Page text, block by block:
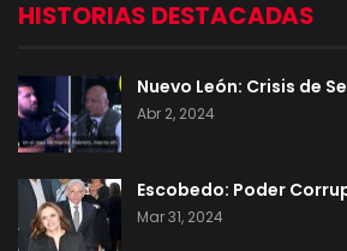
HISTORIAS DESTACADAS
Nuevo León: Crisis de
Abr 2, 2024
Escobedo: Poder
Mar 31, 2024